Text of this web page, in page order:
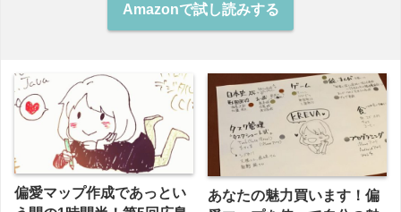
Amazonで試し読みする
偏愛マップ作成であっとい
あなたの魅力買います！偏